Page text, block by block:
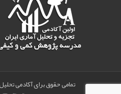
تمامی حقوق برای آکادمی